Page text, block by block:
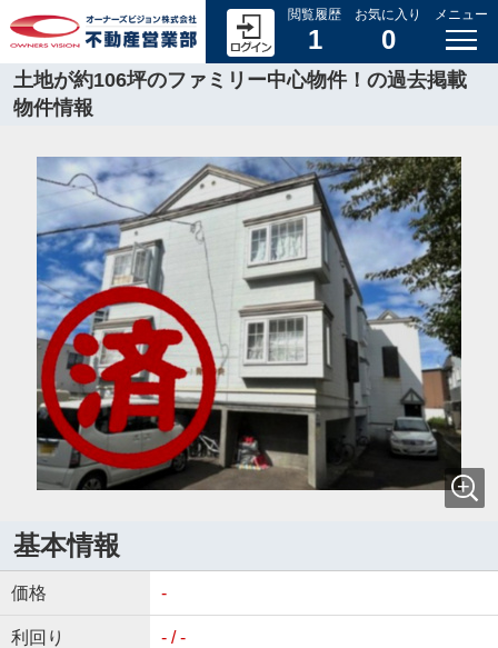
閲覧履歴
1
お気に入り
0
メニュー
土地が約106坪のファミリー中心物件！の過去掲載
物件情報
基本情報
価格 -
利回り - / -